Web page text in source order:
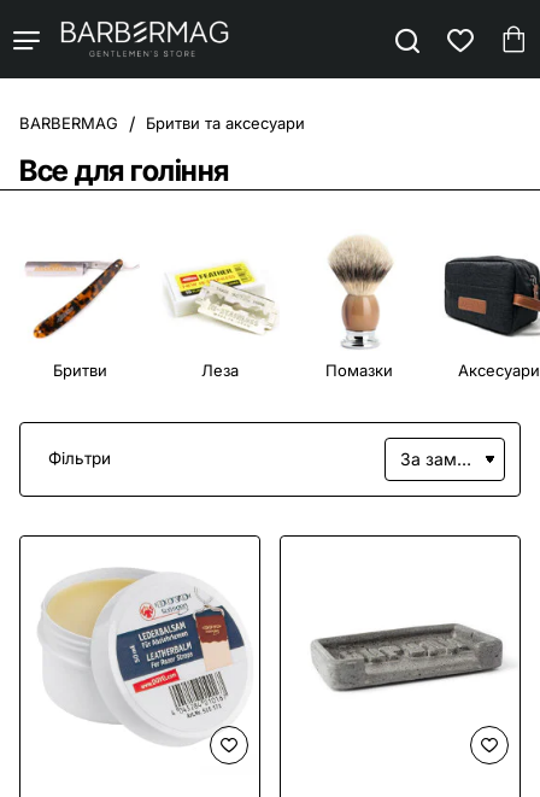
Все для гоління
Бритви та аксесуари
Бритви Леза Помазки Аксесуари
Фільтри